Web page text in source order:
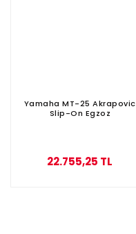
Yamaha MT-25 Akrapovic
Slip-On Egzoz
22.755,25 TL